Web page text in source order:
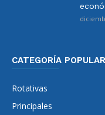
CATEGORÍA POPULAR
Rotativas
Principales